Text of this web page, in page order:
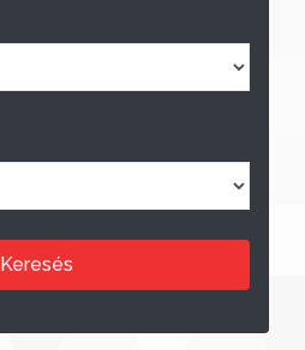
Keresés